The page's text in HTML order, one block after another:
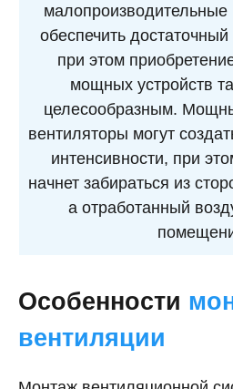
малопроизводительные
обеспечить
при этом
мощных устройств
целесообразным.
вентиляторы могут
интенсивности, при
начнет забираться из
а отработанный
Особенности
вентиляции